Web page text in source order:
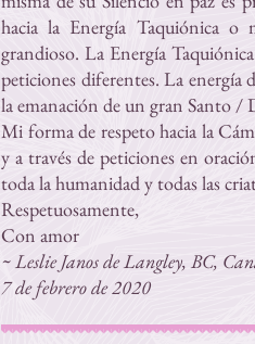
hacia la Energía Taquiónica o
grandioso. La Energía
peticiones diferentes. La
la emanación de un gran Santo /
Mi forma de respeto hacia la
y a través de peticiones en
toda la humanidad y todas las
Respetuosamente,
Con amor
~ Leslie Janos de Langley, BC,
7 de febrero de 2020